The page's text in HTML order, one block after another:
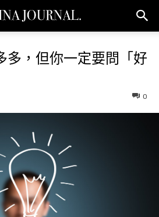
多，但你一定要問「好
0